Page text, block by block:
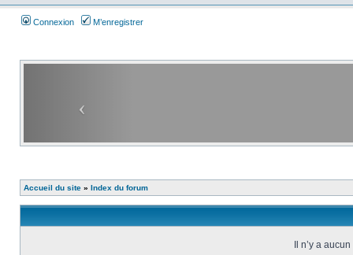
Connexion M’enregistrer
Accueil du site » Index du forum
Il n’y a